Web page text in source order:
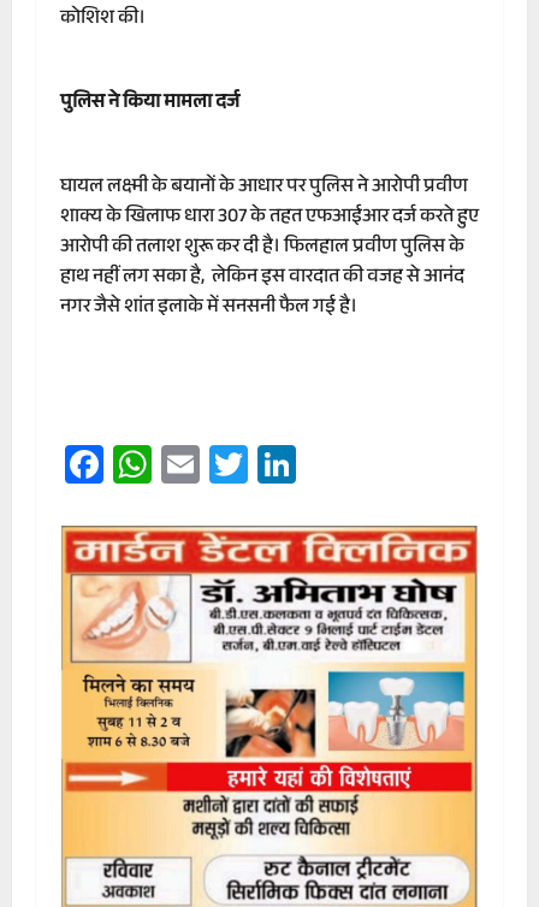
कोशिश की।
पुलिस ने किया मामला दर्ज
घायल लक्ष्मी के बयानों के आधार पर पुलिस ने आरोपी प्रवीण
शाक्य के खिलाफ धारा 307 के तहत एफआईआर दर्ज करते हुए
आरोपी की तलाश शुरू कर दी है। फिलहाल प्रवीण पुलिस के
हाथ नहीं लग सका है, लेकिन इस वारदात की वजह से आनंद
नगर जैसे शांत इलाके में सनसनी फैल गई है।
Facebook
WhatsApp
EmailTwitter